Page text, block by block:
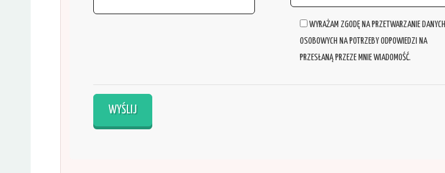
WYRAŻAM ZGODĘ NA PRZETWARZANIE DANYCH
OSOBOWYCH NA POTRZEBY ODPOWIEDZI NA
PRZESŁANĄ PRZEZE MNIE WIADOMOŚĆ.